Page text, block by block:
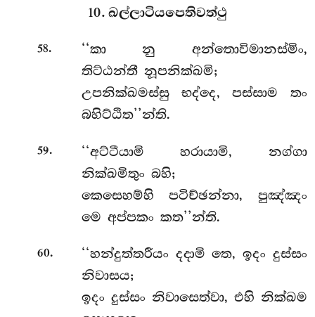
10. ඛල්ලාටියපෙතිවත්ථු
58. ‘‘කානු අන්තොවිමානස්මිං,
තිට්ඨන්තී නූපනික්ඛමි;
උපනික්ඛමස්සු භද්දෙ, පස්සාම තං
බහිට්ඨිත’’න්ති.
59. ‘‘අට්ටීයාමිහරායාමි, නග්ගා
නික්ඛමිතුං බහි;
කෙසෙහම්හි පටිච්ඡන්නා, පුඤ්ඤං
මෙ අප්පකං කත’’න්ති.
60.
‘‘හන්දුත්තරීයං දදාමි තෙ, ඉදං දුස්සං
නිවාසය;
ඉදං දුස්සං නිවාසෙත්වා, එහි නික්ඛම